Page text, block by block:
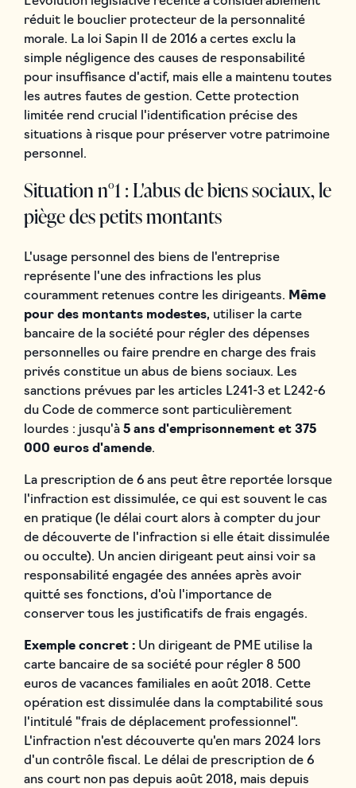
réduit le bouclier protecteur de la personnalité
morale. La loi Sapin II de 2016 a certes exclu la
simple négligence des causes de responsabilité
pour insuffisance d'actif, mais elle a maintenu toutes
les autres fautes de gestion. Cette protection
limitée rend crucial l'identification précise des
situations à risque pour préserver votre patrimoine
personnel.
Situation n°1 : L'abus de biens sociaux, le
piège des petits montants
L'usage personnel des biens de l'entreprise
représente l'une des infractions les plus
couramment retenues contre les dirigeants. Même
pour des montants modestes, utiliser la carte
bancaire de la société pour régler des dépenses
personnelles ou faire prendre en charge des frais
privés constitue un abus de biens sociaux. Les
sanctions prévues par les articles L241-3 et L242-6
du Code de commerce sont particulièrement
lourdes : jusqu'à 5 ans d'emprisonnement et 375
000 euros d'amende.
La prescription de 6 ans peut être reportée lorsque
l'infraction est dissimulée, ce qui est souvent le cas
en pratique (le délai court alors à compter du jour
de découverte de l'infraction si elle était dissimulée
ou occulte). Un ancien dirigeant peut ainsi voir sa
responsabilité engagée des années après avoir
quitté ses fonctions, d'où l'importance de
conserver tous les justificatifs de frais engagés.
Exemple concret :Un dirigeant de PME utilise la
carte bancaire de sa société pour régler 8 500
euros de vacances familiales en août 2018. Cette
opération est dissimulée dans la comptabilité sous
l'intitulé "frais de déplacement professionnel".
L'infraction n'est découverte qu'en mars 2024 lors
d'un contrôle fiscal. Le délai de prescription de 6
ans court non pas depuis août 2018, mais depuis